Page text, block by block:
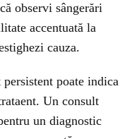
observi sângerări
accentuată la
cauza.
poate indica
Un consult
un diagnostic